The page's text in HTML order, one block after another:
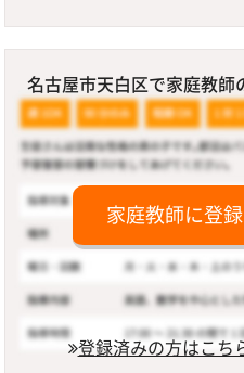
名古屋市天白区で家庭教師
家庭教師に登
登録済みの方はこち